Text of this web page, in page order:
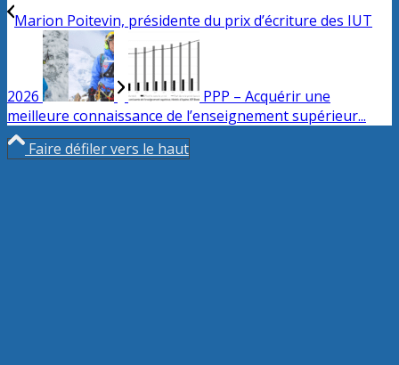
Marion Poitevin, présidente du prix d’écriture des IUT
2026
PPP – Acquérir une
meilleure connaissance de l’enseignement supérieur...
Faire défiler vers le haut